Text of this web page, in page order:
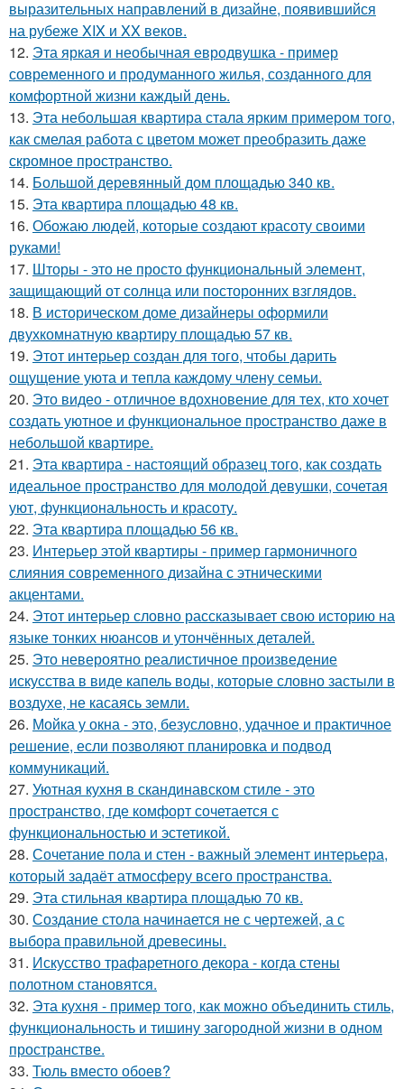
выразительных направлений в дизайне, появившийся
на рубеже XIX и XX веков.
12. Эта яркая и необычная евродвушка - пример
современного и продуманного жилья, созданного для
комфортной жизни каждый день.
13. Эта небольшая квартира стала ярким примером того,
как смелая работа с цветом может преобразить даже
скромное пространство.
14. Большой деревянный дом площадью 340 кв.
15. Эта квартира площадью 48 кв.
16. Обожаю людей, которые создают красоту своими
руками!
17. Шторы - это не просто функциональный элемент,
защищающий от солнца или посторонних взглядов.
18. В историческом доме дизайнеры оформили
двухкомнатную квартиру площадью 57 кв.
19. Этот интерьер создан для того, чтобы дарить
ощущение уюта и тепла каждому члену семьи.
20. Это видео - отличное вдохновение для тех, кто хочет
создать уютное и функциональное пространство даже в
небольшой квартире.
21. Эта квартира - настоящий образец того, как создать
идеальное пространство для молодой девушки, сочетая
уют, функциональность и красоту.
22. Эта квартира площадью 56 кв.
23. Интерьер этой квартиры - пример гармоничного
слияния современного дизайна с этническими
акцентами.
24. Этот интерьер словно рассказывает свою историю на
языке тонких нюансов и утончённых деталей.
25. Это невероятно реалистичное произведение
искусства в виде капель воды, которые словно застыли в
воздухе, не касаясь земли.
26. Мойка у окна - это, безусловно, удачное и практичное
решение, если позволяют планировка и подвод
коммуникаций.
27. Уютная кухня в скандинавском стиле - это
пространство, где комфорт сочетается с
функциональностью и эстетикой.
28. Сочетание пола и стен - важный элемент интерьера,
который задаёт атмосферу всего пространства.
29. Эта стильная квартира площадью 70 кв.
30. Создание стола начинается не с чертежей, а с
выбора правильной древесины.
31. Искусство трафаретного декора - когда стены
полотном становятся.
32. Эта кухня - пример того, как можно объединить стиль,
функциональность и тишину загородной жизни в одном
пространстве.
33. Тюль вместо обоев?